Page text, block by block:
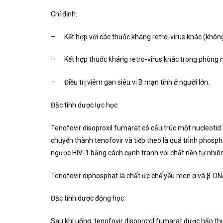
Chỉ định:
– Kết hợp với các thuốc kháng retro-virus khác
– Kết hợp thuốc kháng retro-virus khác trong phòng
– Điều trị viêm gan siêu vi B mạn tính ở người lớn.
Đặc tính dược lực học:
Tenofovir disoproxil fumarat có cấu trúc một
chuyển thành tenofovir và tiếp theo là quá trình
ngược HIV-1 bằng cách cạnh tranh với chất nền tự
Tenofovir diphosphat là chất ức chế yếu men α và β-
Đặc tính dược động học:
Sau khi uống, tenofovir disoproxil fumarat được hấp